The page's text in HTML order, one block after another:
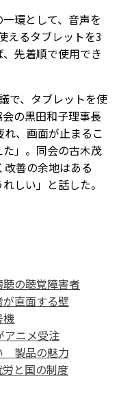
環として、音声を
えるタブレットを3
先着順で使用でき
で、タブレットを使
の黒田和子理事長
れ、画面が止まるこ
」。同会の古木茂
善の余地はある
しい」と話した。
の聴覚障害者
が直面する壁
機
ニメ受注
製品の魅力
と国の制度